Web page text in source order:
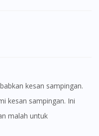
kesan sampingan.
kesan sampingan. Ini
malah untuk